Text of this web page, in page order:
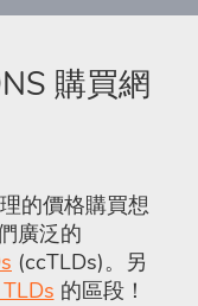
購買網
的價格購買想
廣泛的
(ccTLDs)。另
的區段！